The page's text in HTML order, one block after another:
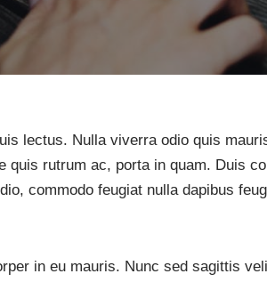
lectus. Nulla viverra odio quis
quis rutrum ac, porta in quam. Duis
commodo feugiat nulla dapibus
in eu mauris. Nunc sed sagittis